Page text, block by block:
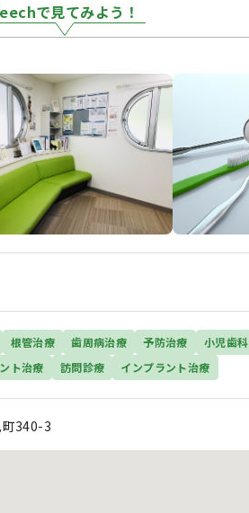
で見てみよう！
根管治療 歯周病治療 予防治療 小児歯科
ト治療 訪問診療 インプラント治療
340-3